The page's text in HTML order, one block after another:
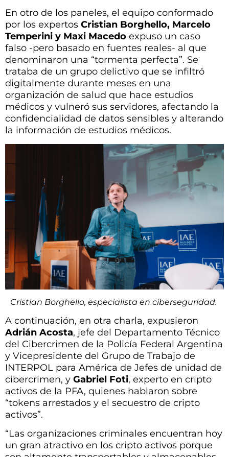
En otro de los paneles, el equipo conformado
por los expertos Cristian Borghello, Marcelo
Temperini y Maxi Macedo expuso un caso
falso -pero basado en fuentes reales- al que
denominaron una “tormenta perfecta”. Se
trataba de un grupo delictivo que se infiltró
digitalmente durante meses en una
organización de salud que hace estudios
médicos y vulneró sus servidores, afectando la
confidencialidad de datos sensibles y alterando
la información de estudios médicos.
Cristian Borghello, especialista en ciberseguridad.
A continuación, en otra charla, expusieron
Adrián Acosta, jefe del Departamento Técnico
del Cibercrimen de la Policía Federal Argentina
y Vicepresidente del Grupo de Trabajo de
INTERPOL para América de Jefes de unidad de
cibercrimen, y Gabriel Foti, experto en cripto
activos de la PFA, quienes hablaron sobre
“tokens arrestados y el secuestro de cripto
activos”.
“Las organizaciones criminales encuentran hoy
un gran atractivo en los cripto activos porque